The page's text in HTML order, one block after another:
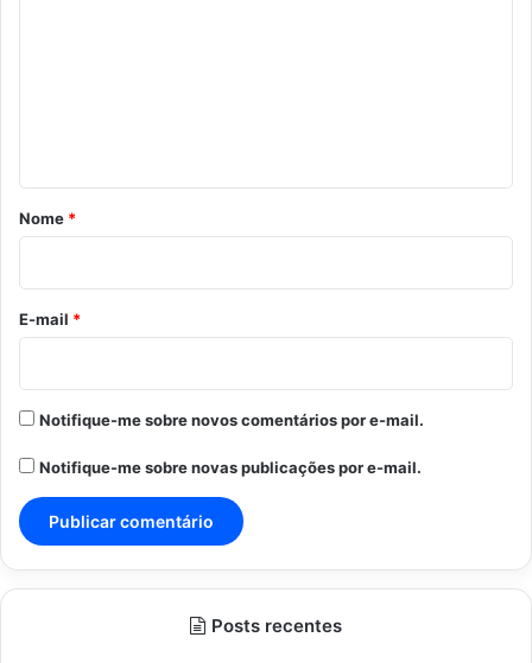
r
o
*
Nome *
E-mail *
Notifique-me sobre novos comentários por e-mail.
Notifique-me sobre novas publicações por e-mail.
Posts recentes